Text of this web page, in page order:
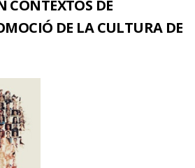
CONTEXTOS DE
DE LA CULTURA DE